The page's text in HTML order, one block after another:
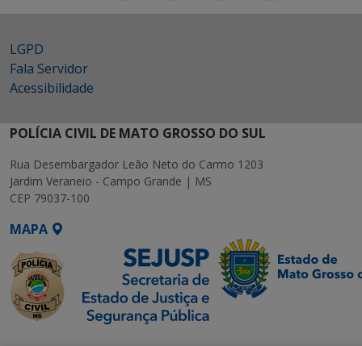
LGPD
Fala Servidor
Acessibilidade
POLÍCIA CIVIL DE MATO GROSSO DO SUL
Rua Desembargador Leão Neto do Carmo 1203
Jardim Veraneio - Campo Grande | MS
CEP 79037-100
MAPA